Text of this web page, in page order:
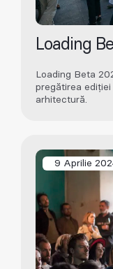
Loading
Loading Beta
pregătirea
arhitectură.
9 Aprilie